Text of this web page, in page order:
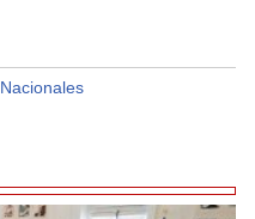
Nacionales